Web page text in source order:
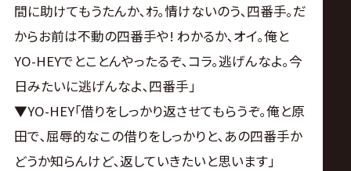
間に助けてもうたんか､ｵﾗ｡情けないのう､四番手｡だ
からお前は不動の四番手や! わかるか､オイ｡俺と
YO-HEYでとことんやったるぞ､コラ｡逃げんなよ｡今
日みたいに逃げんなよ､四番手｣
▼YO-HEY｢借りをしっかり返させてもらうぞ｡俺と原
田で､屈辱的なこの借りをしっかりと､あの四番手か
どうか知らんけど､返していきたいと思います｣